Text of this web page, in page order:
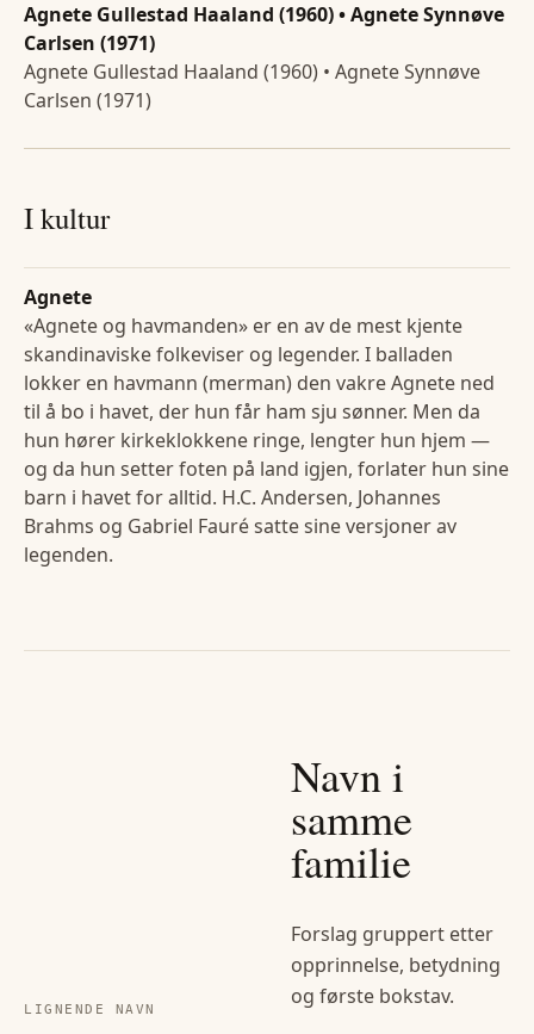
Agnete Gullestad Haaland (1960) • Agnete Synnøve
Carlsen (1971)
Agnete Gullestad Haaland (1960) • Agnete Synnøve
Carlsen (1971)
I kultur
Agnete
«Agnete og havmanden» er en av de mest kjente
skandinaviske folkeviser og legender. I balladen
lokker en havmann (merman) den vakre Agnete ned
til å bo i havet, der hun får ham sju sønner. Men da
hun hører kirkeklokkene ringe, lengter hun hjem —
og da hun setter foten på land igjen, forlater hun sine
barn i havet for alltid. H.C. Andersen, Johannes
Brahms og Gabriel Fauré satte sine versjoner av
legenden.
LIGNENDE NAVN
Navn i
samme
familie
Forslag gruppert etter
opprinnelse, betydning
og første bokstav.